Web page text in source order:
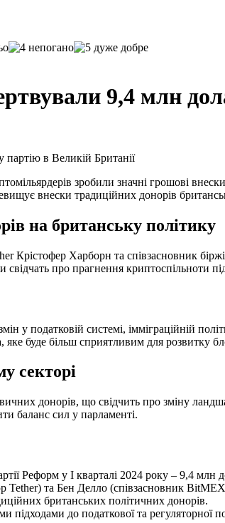
9,4 млн
зробили значні грошові
внески традиційних донорів
на британську політику
Крістофер Харборн та співзасновник
про прагнення криптоспільноти
у податковій системі, імміграційній
буде більш сприятливим для розвитку
секторі
донорів, що свідчить про зміну
баланс сил у парламенті.
Реформ у I кварталі 2024 року – 9,4 млн
Tether) та Бен Делло (співзасновник
британських політичних донорів.
підходами до податкової та регуляторної